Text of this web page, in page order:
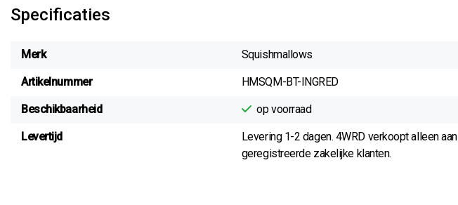
Specificaties
Merk Squishmallows
Artikelnummer HMSQM-BT-INGRED
Beschikbaarheid op voorraad
Levertijd
Levering 1-2 dagen. 4WRD verkoopt alleen aan
geregistreerde zakelijke klanten.